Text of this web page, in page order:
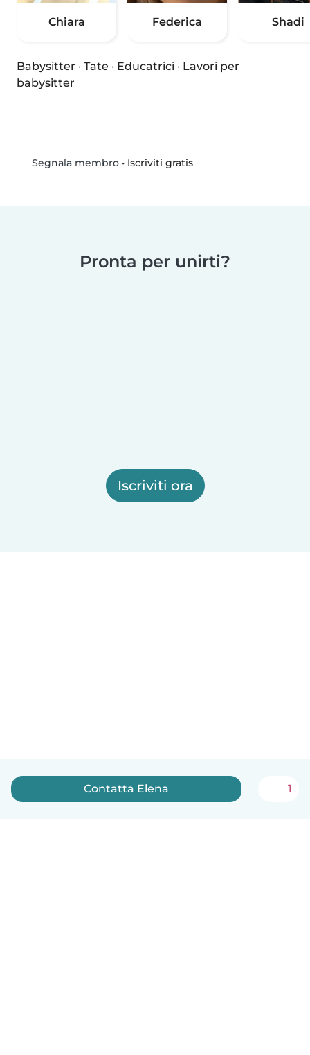
Chiara Federica Shadi
Babysitter · Tate · Educatrici · Lavori per
babysitter
Segnala membro• Iscriviti gratis
Pronta per unirti?
Iscriviti ora
Contatta Elena 1